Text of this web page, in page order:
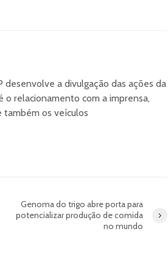
a divulgação das ações da
o relacionamento com a imprensa,
também os veículos
Genoma do trigo abre porta para
potencializar produção de comida
no mundo